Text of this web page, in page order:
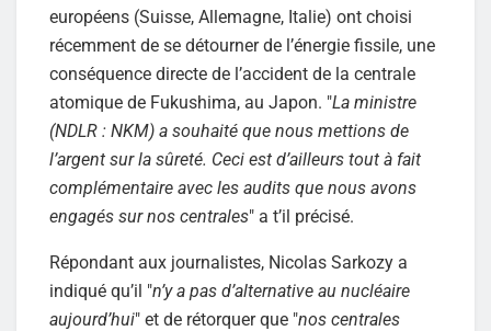
européens (Suisse, Allemagne, Italie) ont choisi
récemment de se détourner de l’énergie fissile, une
conséquence directe de l’accident de la centrale
atomique de Fukushima, au Japon. "La ministre
(NDLR : NKM) a souhaité que nous mettions de
l’argent sur la sûreté. Ceci est d’ailleurs tout à fait
complémentaire avec les audits que nous avons
engagés sur nos centrales" a t’il précisé.
Répondant aux journalistes, Nicolas Sarkozy a
indiqué qu’il "n’y a pas d’alternative au nucléaire
aujourd’hui" et de rétorquer que "nos centrales